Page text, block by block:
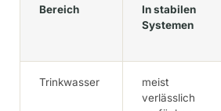
Bereich
In stabilen
Systemen
Trinkwasser
meist
verlässlich